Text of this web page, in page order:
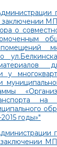
заключении
о
у
на
годы»"